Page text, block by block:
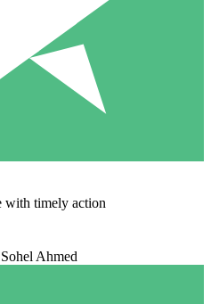
with timely action
Sohel Ahmed